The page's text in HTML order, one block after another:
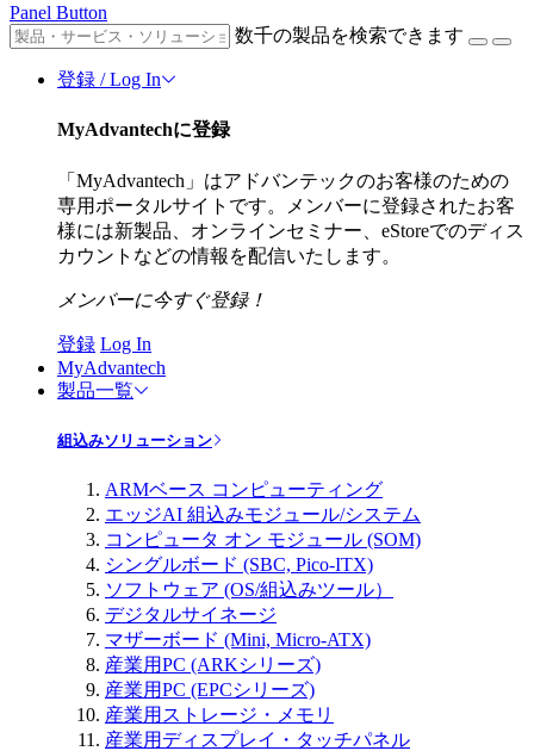
Panel Button
数千の製品を検索できます
登録 / Log In
MyAdvantechに登録
「MyAdvantech」はアドバンテックのお客様のための
専用ポータルサイトです。メンバーに登録されたお客
様には新製品、オンラインセミナー、eStoreでのディス
カウントなどの情報を配信いたします。
メンバーに今すぐ登録！
登録 Log In
MyAdvantech
製品一覧
組込みソリューション
ARMベース コンピューティング
エッジAI 組込みモジュール/システム
コンピュータ オン モジュール (SOM)
シングルボード (SBC, Pico-ITX)
ソフトウェア (OS/組込みツール）
デジタルサイネージ
マザーボード (Mini, Micro-ATX)
産業用PC (ARKシリーズ)
産業用PC (EPCシリーズ)
産業用ストレージ・メモリ
産業用ディスプレイ・タッチパネル